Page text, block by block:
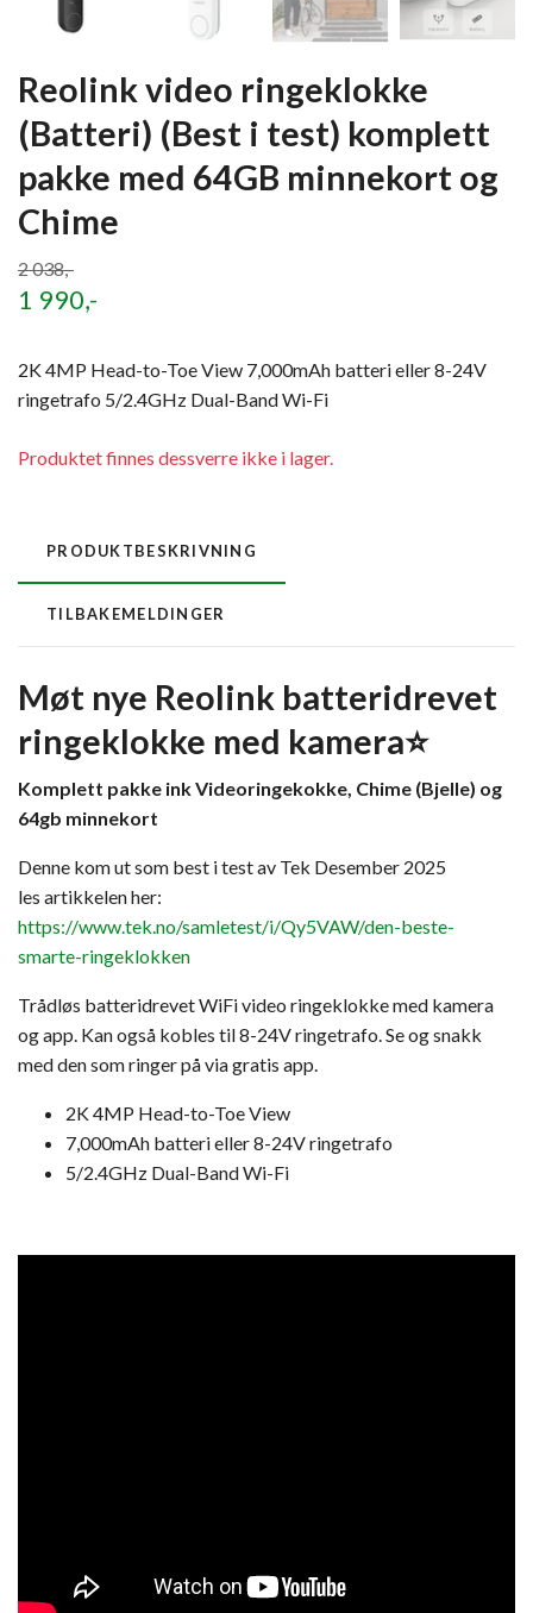
Reolink video ringeklokke
(Batteri) (Best i test) komplett
pakke med 64GB minnekort og
Chime
2 038,-
1 990,-
2K 4MP Head-to-Toe View 7,000mAh batteri eller 8-24V
ringetrafo 5/2.4GHz Dual-Band Wi-Fi
Produktet finnes dessverre ikke i lager.
PRODUKTBESKRIVNING
TILBAKEMELDINGER
Møt nye Reolink batteridrevet
ringeklokke med kamera⭐
Komplett pakke ink Videoringekokke, Chime (Bjelle) og
64gb minnekort
Denne kom ut som best i test av Tek Desember 2025
les artikkelen her:
https://www.tek.no/samletest/i/Qy5VAW/den-beste-
smarte-ringeklokken
Trådløs batteridrevet WiFi video ringeklokke med kamera
og app. Kan også kobles til 8-24V ringetrafo. Se og snakk
med den som ringer på via gratis app.
2K 4MP Head-to-Toe View
7,000mAh batteri eller 8-24V ringetrafo
5/2.4GHz Dual-Band Wi-Fi